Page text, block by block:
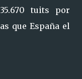
tuits por
que España el